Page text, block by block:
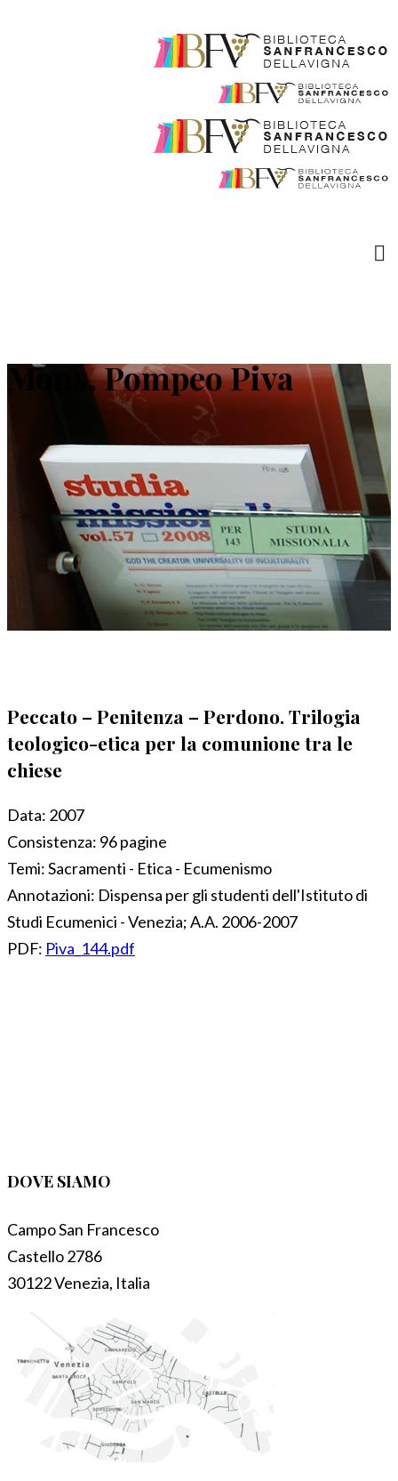
Mons. Pompeo Piva
Peccato – Penitenza – Perdono. Trilogia
teologico-etica per la comunione tra le
chiese
Data: 2007
Consistenza: 96 pagine
Temi:Sacramenti - Etica - Ecumenismo
Annotazioni: Dispensa per gli studenti dell'Istituto di
Studi Ecumenici - Venezia; A.A. 2006-2007
PDF: Piva_144.pdf
DOVE SIAMO
Campo San Francesco
Castello 2786
30122 Venezia, Italia